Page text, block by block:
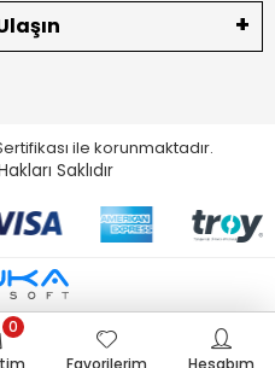
ile korunmaktadır.
Saklıdır
0
Favorilerim
Hesabım